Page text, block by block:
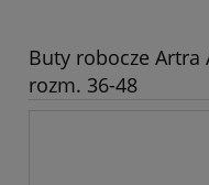
Buty robocze Artra
rozm. 36-48